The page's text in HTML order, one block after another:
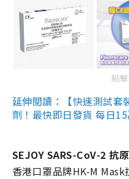
點
延伸閱讀：【快速測試套
劑！最快即日發貨 每日
SEJOY SARS-CoV-2 抗
香港口罩品牌HK-M